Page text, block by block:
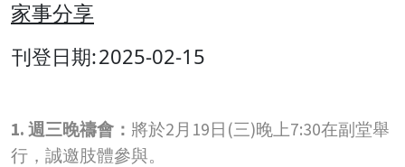
家事分享
刊登日期:2025-02-15
1. 週三晚禱會： 將於2月19日(三)晚上7:30在副堂舉
行，誠邀肢體參與。